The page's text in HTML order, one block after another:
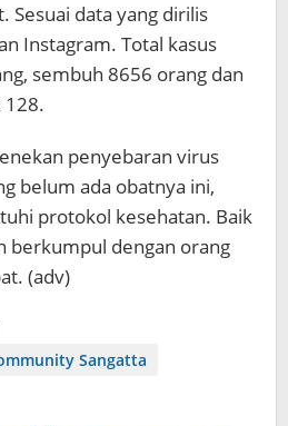
Sesuai data yang dirilis
Instagram. Total kasus
sembuh 8656 orang dan
128.
penyebaran virus
belum ada obatnya ini,
protokol kesehatan. Baik
berkumpul dengan orang
(adv)
Sangatta